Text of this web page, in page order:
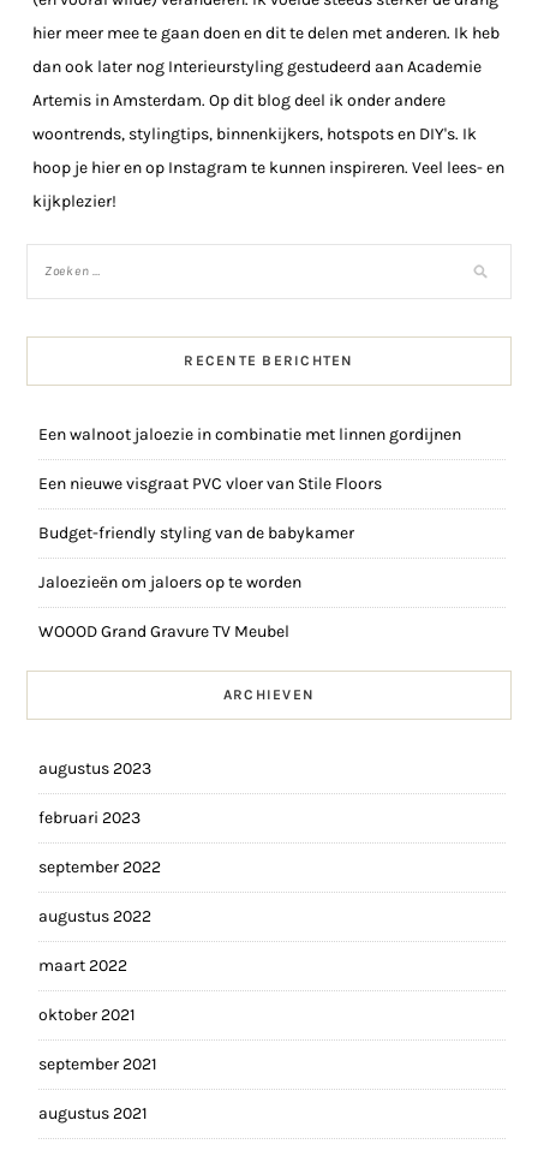
hier meer mee te gaan doen en dit te delen met anderen. Ik heb
dan ook later nog Interieurstyling gestudeerd aan Academie
Artemis in Amsterdam. Op dit blog deel ik onder andere
woontrends, stylingtips, binnenkijkers, hotspots en DIY's. Ik
hoop je hier en op Instagram te kunnen inspireren. Veel lees- en
kijkplezier!
RECENTE BERICHTEN
Een walnoot jaloezie in combinatie met linnen gordijnen
Een nieuwe visgraat PVC vloer van Stile Floors
Budget-friendly styling van de babykamer
Jaloezieën om jaloers op te worden
WOOOD Grand Gravure TV Meubel
ARCHIEVEN
augustus 2023
februari 2023
september 2022
augustus 2022
maart 2022
oktober 2021
september 2021
augustus 2021